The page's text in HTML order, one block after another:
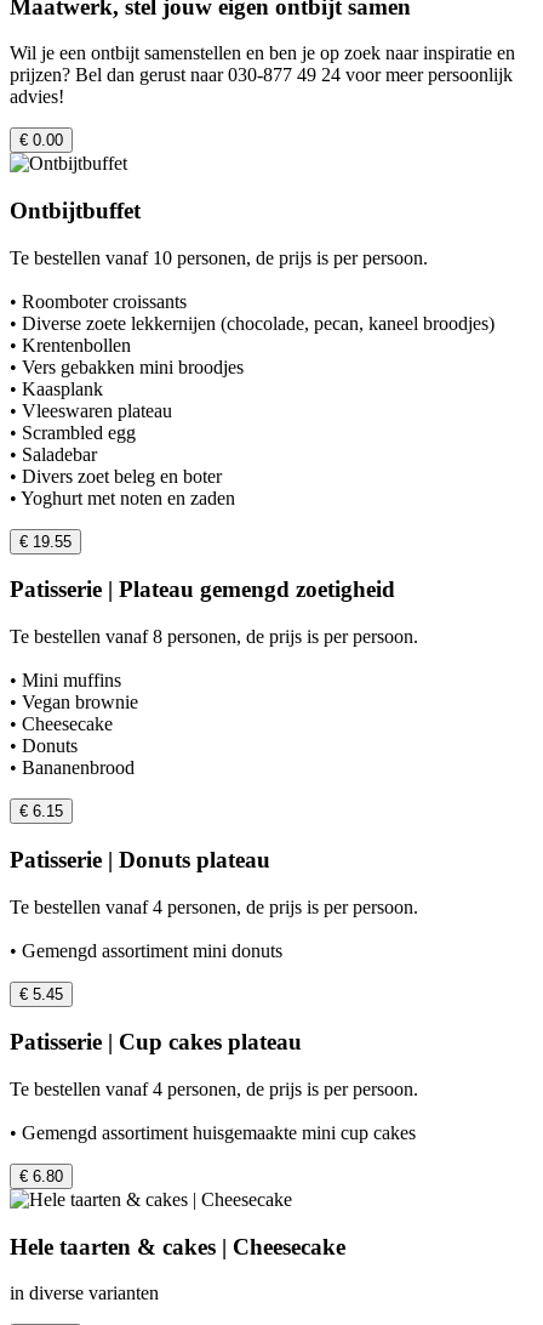
Maatwerk, stel jouw eigen ontbijt samen
Wil je een ontbijt samenstellen en ben je op zoek naar inspiratie en
prijzen? Bel dan gerust naar 030-877 49 24 voor meer persoonlijk
advies!
€ 0.00
Ontbijtbuffet
Te bestellen vanaf 10 personen, de prijs is per persoon.
• Roomboter croissants
• Diverse zoete lekkernijen (chocolade, pecan, kaneel broodjes)
• Krentenbollen
• Vers gebakken mini broodjes
• Kaasplank
• Vleeswaren plateau
• Scrambled egg
• Saladebar
• Divers zoet beleg en boter
• Yoghurt met noten en zaden
€ 19.55
Patisserie | Plateau gemengd zoetigheid
Te bestellen vanaf 8 personen, de prijs is per persoon.
• Mini muffins
• Vegan brownie
• Cheesecake
• Donuts
• Bananenbrood
€ 6.15
Patisserie | Donuts plateau
Te bestellen vanaf 4 personen, de prijs is per persoon.
• Gemengd assortiment mini donuts
€ 5.45
Patisserie | Cup cakes plateau
Te bestellen vanaf 4 personen, de prijs is per persoon.
• Gemengd assortiment huisgemaakte mini cup cakes
€ 6.80
Hele taarten & cakes | Cheesecake
in diverse varianten